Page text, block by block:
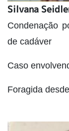
Silvana
Condenação
de cadáver
Caso
Foragida